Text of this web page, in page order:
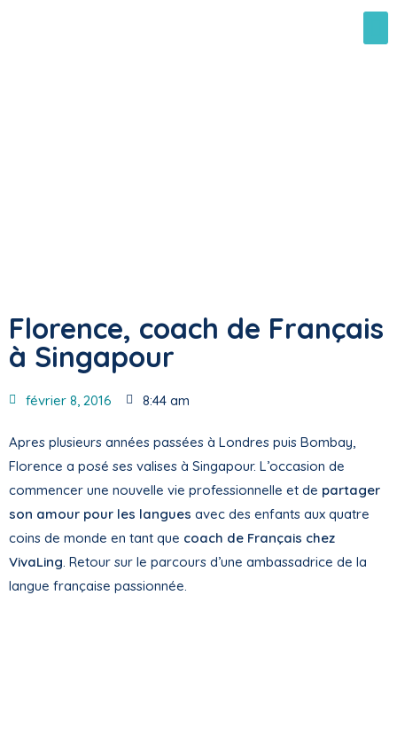
Florence, coach de Français
à Singapour
février 8, 2016 8:44 am
Apres plusieurs années passées à Londres puis Bombay,
Florence a posé ses valises à Singapour. L’occasion de
commencer une nouvelle vie professionnelle et de partager
son amour pour les langues avec des enfants aux quatre
coins de monde en tant que coach de Français chez
VivaLing. Retour sur le parcours d’une ambassadrice de la
langue française passionnée.